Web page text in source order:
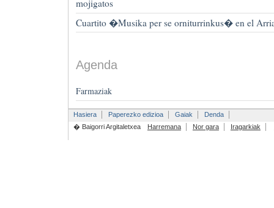
mojigatos
Cuartito �Musika per se orniturrinkus� en el
Agenda
Farmaziak
Hasiera Paperezko edizioa Gaiak
Denda
� Baigorri Argitaletxea
Harremana Nor gara Iragarkiak